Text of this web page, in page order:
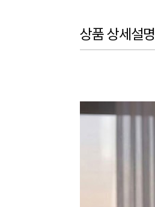
상품 상세설명